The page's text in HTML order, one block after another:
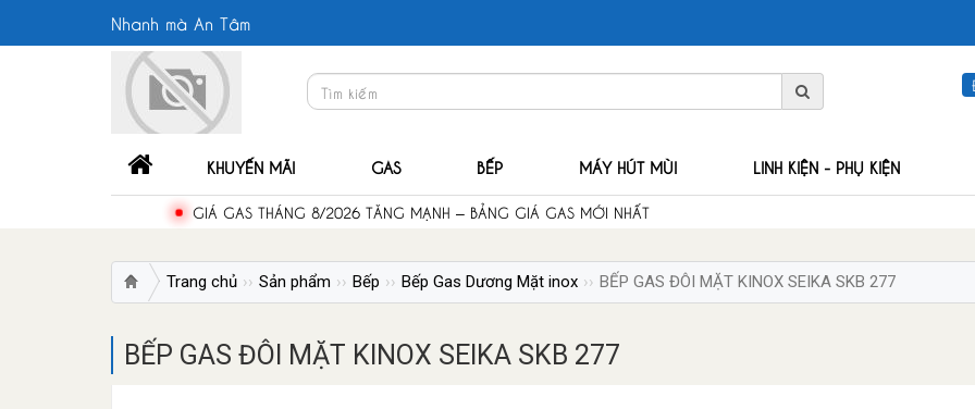
Nhanh mà An Tâm
KHUYẾN MÃI GAS BẾP MÁY HÚT MÙI LINH KIỆN - PHỤ KIỆN
GIÁ GAS THÁNG 8/2026 TĂNG MẠNH – BẢNG GIÁ GAS MỚI NHẤT
Trang chủ Sản phẩm Bếp Bếp Gas Dương Mặt inox BẾP GAS ĐÔI MẶT KINOX SEIKA SKB 277
BẾP GAS ĐÔI MẶT KINOX SEIKA SKB 277